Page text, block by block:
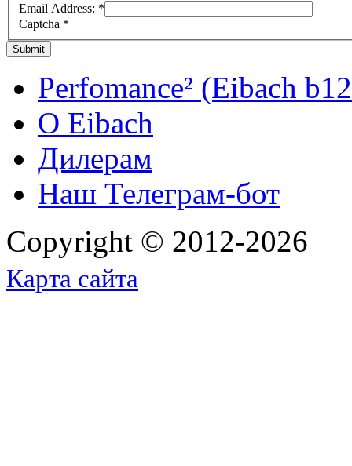
Email Address: *
Captcha *
Submit
Perfomance² (Eibach
O Eibach
Дилерам
Наш Телеграм-бот
Copyright © 2012-2026
Карта сайта